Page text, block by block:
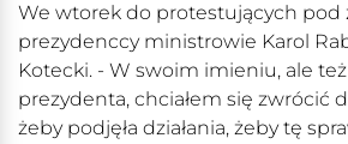
We wtorek do protestujących pod
prezydenccy ministrowie Karol
Kotecki. - W swoim imieniu, ale
prezydenta, chciałem się zwrócić
żeby podjęła działania, żeby tę